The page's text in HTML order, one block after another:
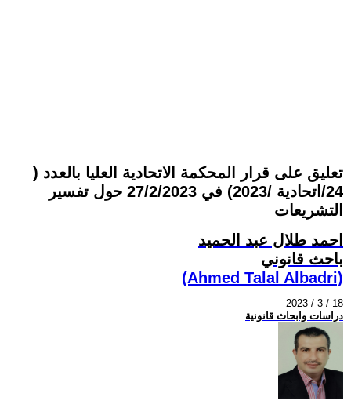
تعليق على قرار المحكمة الاتحادية العليا بالعدد (
24/اتحادية /2023) في 27/2/2023 حول تفسير
التشريعات
احمد طلال عبد الحميد
باحث قانوني
(Ahmed Talal Albadri)
2023 / 3 / 18
دراسات وابحاث قانونية